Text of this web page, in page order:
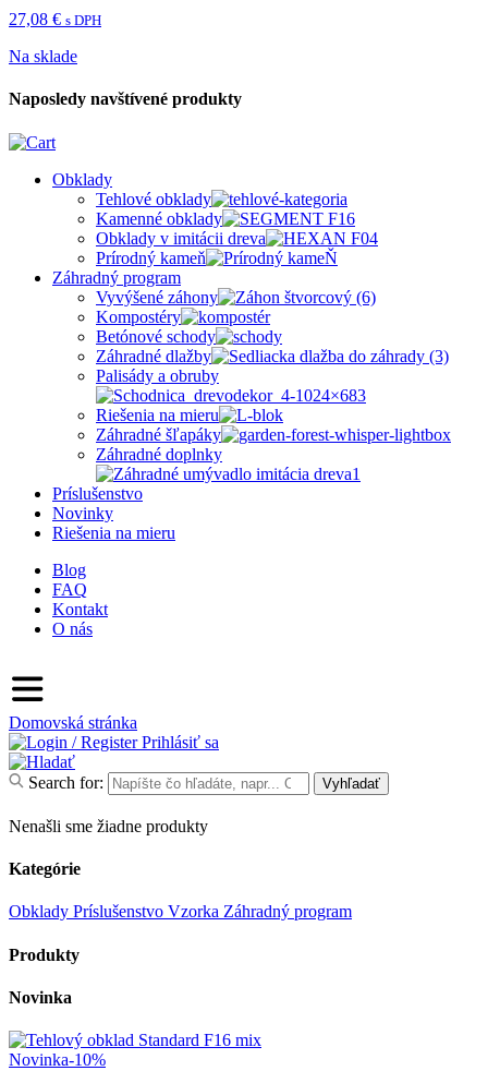
27,08 € s DPH
Na sklade
Naposledy navštívené produkty
Obklady
Tehlové obklady
Kamenné obklady
Obklady v imitácii dreva
Prírodný kameň
Záhradný program
Vyvýšené záhony
Kompostéry
Betónové schody
Záhradné dlažby
Palisády a obruby
Riešenia na mieru
Záhradné šľapáky
Záhradné doplnky
Príslušenstvo
Novinky
Riešenia na mieru
Blog
FAQ
Kontakt
O nás
Domovská stránka
Prihlásiť sa
Search for: Vyhľadať
Nenašli sme žiadne produkty
Kategórie
Obklady Príslušenstvo Vzorka Záhradný program
Produkty
Novinka
Novinka-10%